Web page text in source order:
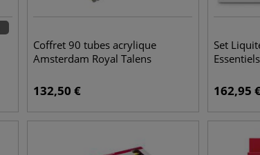
Coffret 90 tubes acrylique
Amsterdam Royal Talens
132,50 €
Set
Essentiels
162,95